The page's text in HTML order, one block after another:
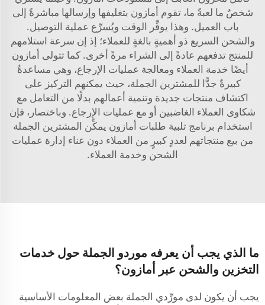
شخصٌ ما لعبةً ما، تقوم أمازون بتغليفها وإرسالها مباشرةً إلى
باب العميل. وهذا يوفِّر الوقت ويُسرِّع عملية التوصيل.
والشحن السريع ذو أهميةٍ بالغةٍ للعملاء؛ إذ إن سرعة استلامهم
للمنتج تدفعهم عادةً إلى الشراء مرةً أخرى. كما تتولى أمازون
أيضًا خدمة العملاء ومعالجة عمليات الإرجاع، وهي مساعدةٌ
كبيرةٌ جدًّا للمشترين الجملة، حيث يمكنهم التركيز على
اكتشاف منتجات جديدة وتنمية أعمالهم بدلًا من التعامل مع
شكاوى العملاء الغاضبين أو مع عمليات الإرجاع. وباختصار، فإن
استخدام برنامج تلبية طلبات أمازون يمكِّن المشترين الجملة
من بيع منتجاتهم لعددٍ كبيرٍ من العملاء دون عناء إدارة عمليات
الشحن وخدمة العملاء.
ما الذي يجب أن يعرفه موردو الجملة حول خدمات
التخزين والشحن عبر أمازون؟
يجب أن يكون لدى مورِّدي الجملة بعض المعلومات الأساسية